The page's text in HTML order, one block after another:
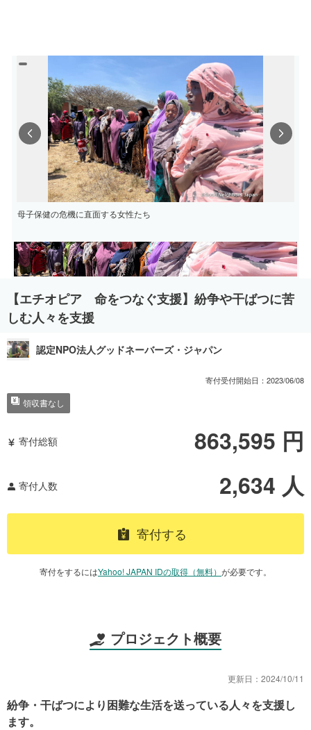
母子保健の危機に直面する女性たち
Previous
【エチオピア 命をつなぐ支援】紛争や干ばつに苦
しむ人々を支援
認定NPO法人グッドネーバーズ・ジャパン
寄付受付開始日： 2023/06/08
領収書なし
寄付総額 863,595 円
寄付人数 2,634 人
寄付する
寄付をするにはYahoo! JAPAN IDの取得（無料） が必要です。
プロジェクト概要
更新日： 2024/10/11
紛争・干ばつにより困難な生活を送っている人々を支援し
ます。